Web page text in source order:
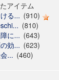
アイテム
る... (910)
(810)
に... (643)
効... (623)
... (460)